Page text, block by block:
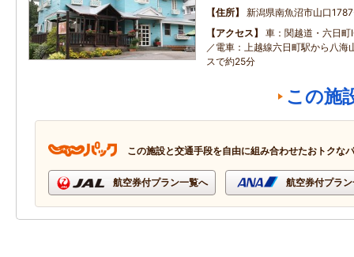
住所
新潟県南魚沼市山口
アクセス
車：関越道・六日
／電車：上越線六日町駅から八海
スで約25分
この施
この施設と交通手段を自由に組み合わせたおトクな
航空券付プラン一覧へ 航空券付プラ